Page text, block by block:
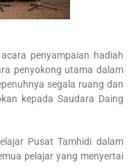
penyampaian hadiah
penyokong utama dalam
segala ruang dan
kepada Saudara Daing
Pusat Tamhidi dalam
pelajar yang menyertai